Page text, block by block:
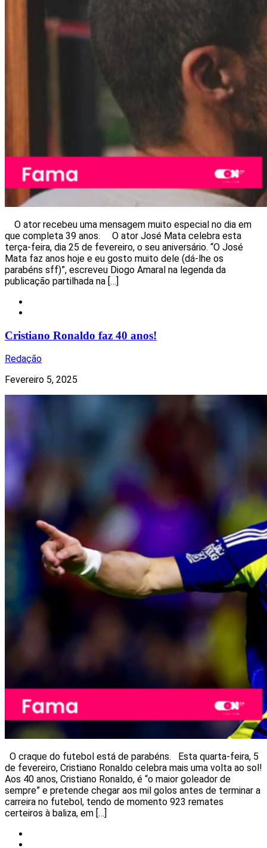
O ator recebeu uma mensagem muito especial no dia em
que completa 39 anos. O ator José Mata celebra esta
terça-feira, dia 25 de fevereiro, o seu aniversário. “O José
Mata faz anos hoje e eu gosto muito dele (dá-lhe os
parabéns sff)”, escreveu Diogo Amaral na legenda da
publicação partilhada na […]
Cristiano Ronaldo faz 40 anos!
Redação
Fevereiro 5, 2025
O craque do futebol está de parabéns. Esta quarta-feira, 5
de fevereiro, Cristiano Ronaldo celebra mais uma volta ao sol!
Aos 40 anos, Cristiano Ronaldo, é “o maior goleador de
sempre” e pretende chegar aos mil golos antes de terminar a
carreira no futebol, tendo de momento 923 remates
certeiros à baliza, em […]